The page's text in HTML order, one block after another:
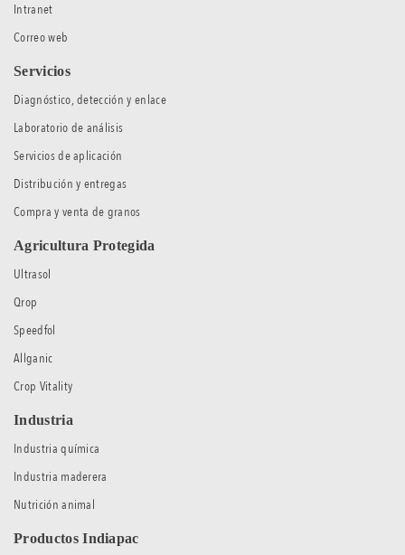
Intranet
Correo web
Servicios
Diagnóstico, detección y enlace
Laboratorio de análisis
Servicios de aplicación
Distribución y entregas
Compra y venta de granos
Agricultura Protegida
Ultrasol
Qrop
Speedfol
Allganic
Crop Vitality
Industria
Industria química
Industria maderera
Nutrición animal
Productos Indiapac